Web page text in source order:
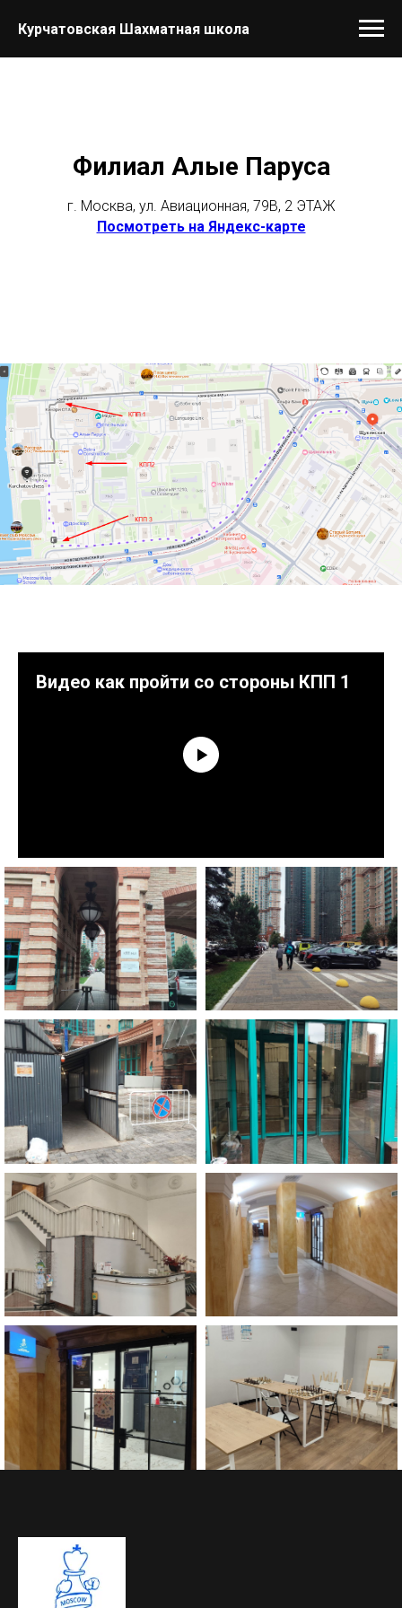
Курчатовская Шахматная школа
Филиал Алые Паруса
г. Москва, ул. Авиационная, 79В, 2 ЭТАЖ
Посмотреть на Яндекс-карте
Видео как пройти со стороны КПП 1